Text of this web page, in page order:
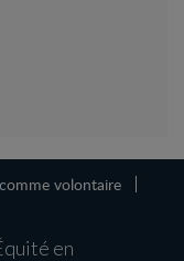
comme volontaire
en